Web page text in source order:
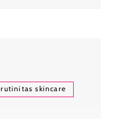
rutinitas skincare